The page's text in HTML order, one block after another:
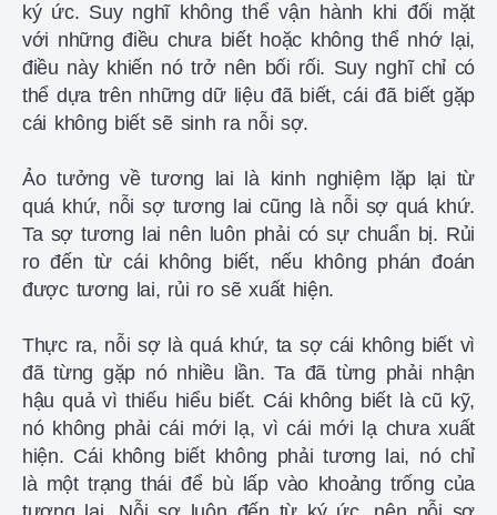
ký ức. Suy nghĩ không thể vận hành khi đối mặt
với những điều chưa biết hoặc không thể nhớ lại,
điều này khiến nó trở nên bối rối. Suy nghĩ chỉ có
thể dựa trên những dữ liệu đã biết, cái đã biết gặp
cái không biết sẽ sinh ra nỗi sợ.
Ảo tưởng về tương lai là kinh nghiệm lặp lại từ
quá khứ, nỗi sợ tương lai cũng là nỗi sợ quá khứ.
Ta sợ tương lai nên luôn phải có sự chuẩn bị. Rủi
ro đến từ cái không biết, nếu không phán đoán
được tương lai, rủi ro sẽ xuất hiện.
Thực ra, nỗi sợ là quá khứ, ta sợ cái không biết vì
đã từng gặp nó nhiều lần. Ta đã từng phải nhận
hậu quả vì thiếu hiểu biết. Cái không biết là cũ kỹ,
nó không phải cái mới lạ, vì cái mới lạ chưa xuất
hiện. Cái không biết không phải tương lai, nó chỉ
là một trạng thái để bù lấp vào khoảng trống của